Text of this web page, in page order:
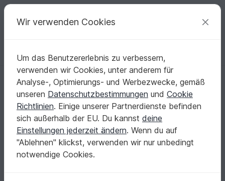
Deine kreativen Ideen
Deutsch | € (EUR) einloggen Kostenlos registrieren
Startseite Häkeln Amigurumi Hunde & Katzen
Häkelanleitung Hund "Helma"
Häkelanleitung Hund "Helma"
Wir verwenden Cookies
Um das Benutzererlebnis zu verbessern,
verwenden wir Cookies, unter anderem für
Analyse-, Optimierungs- und Werbezwecke, gemäß
unseren Datenschutzbestimmungen und Cookie
Richtlinien. Einige unserer Partnerdienste befinden
sich außerhalb der EU. Du kannst deine
Einstellungen jederzeit ändern. Wenn du auf
"Ablehnen" klickst, verwenden wir nur unbedingt
notwendige Cookies.